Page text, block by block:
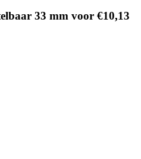
33 mm voor €10,13